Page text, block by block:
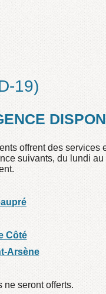
19)
offrent des services
suivants, du lundi au
Côté
Arsène
seront offerts.